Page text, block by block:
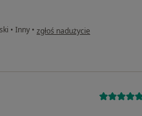
• Inny • w opinii użytkownika E.S
zgłoś nadużycie